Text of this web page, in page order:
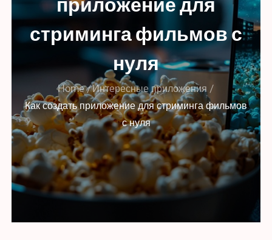
стриминга фильмов с
нуля
Home
Интересные приложения
Как создать приложение для стриминга фильмов
с нуля